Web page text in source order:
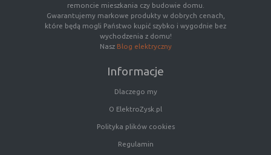
remoncie mieszkania czy budowie domu.
Gwarantujemy markowe produkty w dobrych cenach,
które będą mogli Państwo kupić szybko i wygodnie bez
wychodzenia z domu!
Nasz Blog elektryczny
Informacje
Dlaczego my
O ElektroZysk.pl
Polityka plików cookies
Regulamin